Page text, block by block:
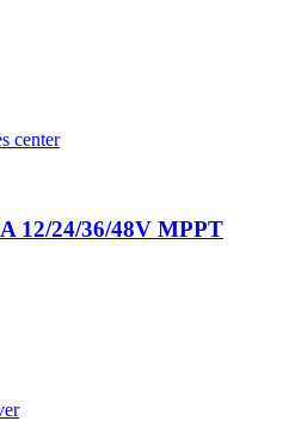
12/24/36/48V MPPT